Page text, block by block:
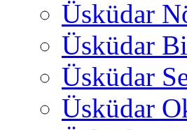
Üsküdar
Üsküdar
Üsküdar
Üsküdar